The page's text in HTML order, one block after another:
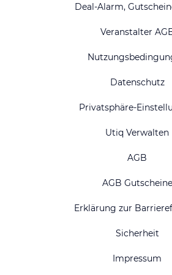
Deal-Alarm,
Veranstalter
Datenschutz
Privatsphäre-
Utiq Verwalten
AGB
AGB Gutscheine
Erklärung zur
Sicherheit
Impressum